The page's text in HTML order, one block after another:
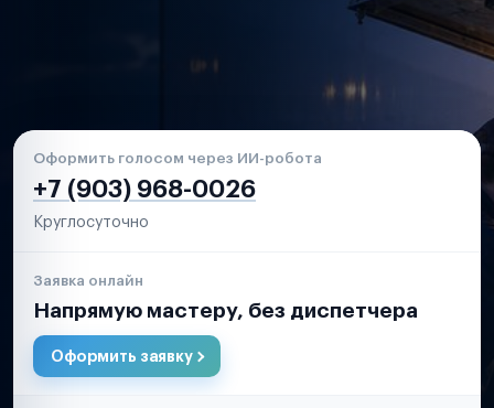
Оформить голосом через ИИ-робота
+7 (903) 968-0026
Круглосуточно
Заявка онлайн
Напрямую мастеру, без диспетчера
Оформить заявку